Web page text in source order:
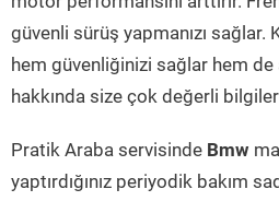
güvenli sürüş yapmanızı sağlar.
hem güvenliğinizi sağlar hem de
hakkında size çok değerli
Pratik Araba servisinde Bmw
yaptırdığınız periyodik bakım